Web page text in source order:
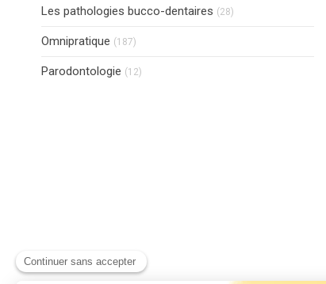
Les pathologies bucco-dentaires (28)
Omnipratique (187)
Parodontologie (12)